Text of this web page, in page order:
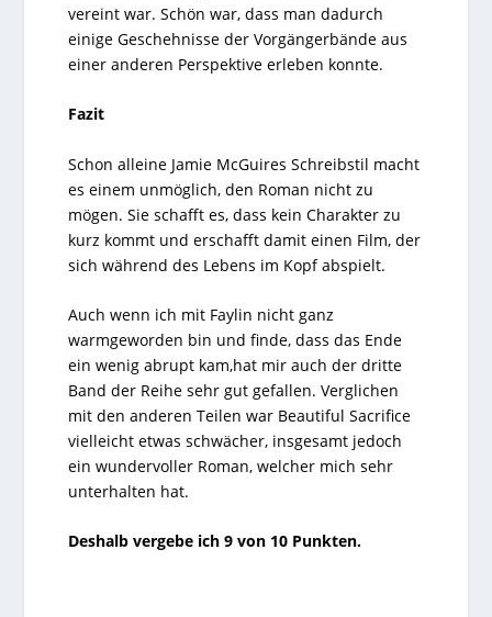
vereint war. Schön war, dass man dadurch
einige Geschehnisse der Vorgängerbände aus
einer anderen Perspektive erleben konnte.
Fazit
Schon alleine Jamie McGuires Schreibstil macht
es einem unmöglich, den Roman nicht zu
mögen. Sie schafft es, dass kein Charakter zu
kurz kommt und erschafft damit einen Film, der
sich während des Lebens im Kopf abspielt.
Auch wenn ich mit Faylin nicht ganz
warmgeworden bin und finde, dass das Ende
ein wenig abrupt kam,hat mir auch der dritte
Band der Reihe sehr gut gefallen. Verglichen
mit den anderen Teilen war Beautiful Sacrifice
vielleicht etwas schwächer, insgesamt jedoch
ein wundervoller Roman, welcher mich sehr
unterhalten hat.
Deshalb vergebe ich 9 von 10 Punkten.